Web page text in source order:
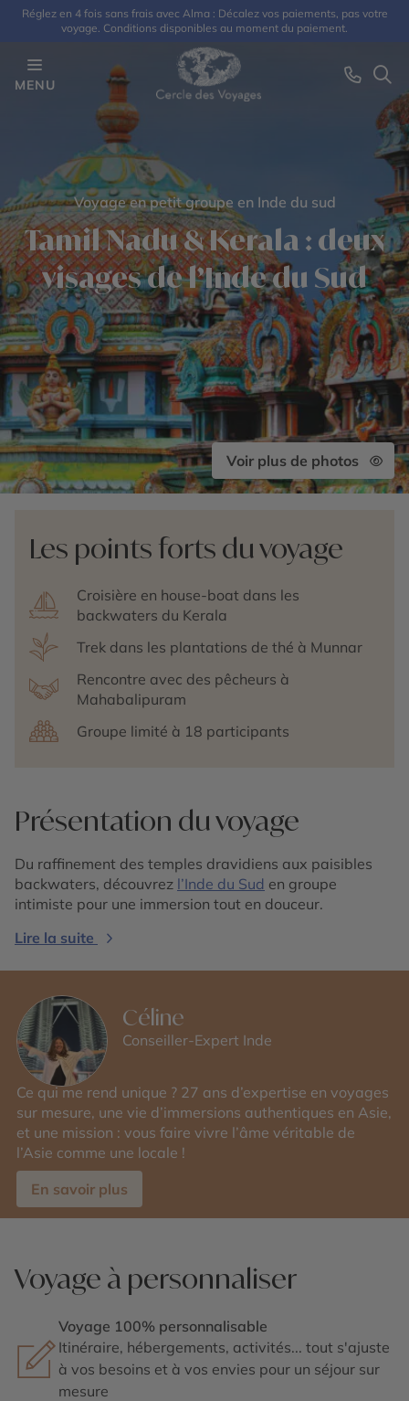
Réglez en 4 fois sans frais avec Alma : Décalez vos paiements, pas votre
voyage. Conditions disponibles au moment du paiement.
MENU
Voyage en petit groupe en Inde du sud
Tamil Nadu & Kerala : deux
visages de l’Inde du Sud
Voir plus de photos
Les points forts du voyage
Croisière en house-boat dans les
backwaters du Kerala
Trek dans les plantations de thé à Munnar
Rencontre avec des pêcheurs à
Mahabalipuram
Groupe limité à 18 participants
Présentation du voyage
Du raffinement des temples dravidiens aux paisibles
backwaters, découvrez l’Inde du Sud en groupe
intimiste pour une immersion tout en douceur.
Lire la suite
Céline
Conseiller-Expert Inde
Ce qui me rend unique ? 27 ans d’expertise en voyages
sur mesure, une vie d’immersions authentiques en Asie,
et une mission : vous faire vivre l’âme véritable de
l’Asie comme une locale !
En savoir plus
Voyage à personnaliser
Voyage 100% personnalisable
Itinéraire, hébergements, activités... tout s'ajuste
à vos besoins et à vos envies pour un séjour sur
mesure